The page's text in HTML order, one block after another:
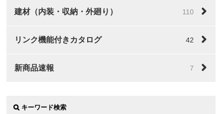
建材（内装・収納・外廻り） 110
リンク機能付きカタログ 42
新商品速報 7
キーワード検索